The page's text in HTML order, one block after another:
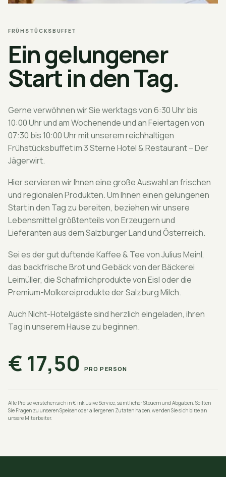
FRÜHSTÜCKSBUFFET
Ein gelungener
Start in den Tag.
Gerne verwöhnen wir Sie werktags von 6:30 Uhr bis
10:00 Uhr und am Wochenende und an Feiertagen von
07:30 bis 10:00 Uhr mit unserem reichhaltigen
Frühstücksbuffet im 3 Sterne Hotel & Restaurant – Der
Jägerwirt.
Hier servieren wir Ihnen eine große Auswahl an frischen
und regionalen Produkten. Um Ihnen einen gelungenen
Start in den Tag zu bereiten, beziehen wir unsere
Lebensmittel größtenteils von Erzeugern und
Lieferanten aus dem Salzburger Land und Österreich.
Sei es der gut duftende Kaffee & Tee von Julius Meinl,
das backfrische Brot und Gebäck von der Bäckerei
Leimüller, die Schafmilchprodukte von Eisl oder die
Premium-Molkereiprodukte der Salzburg Milch.
Auch Nicht-Hotelgäste sind herzlich eingeladen, ihren
Tag in unserem Hause zu beginnen.
€ 17,50 PRO PERSON
Alle Preise verstehen sich in € inklusive Service, sämtlicher Steuern und Abgaben. Sollten
Sie Fragen zu unseren Speisen oder allergenen Zutaten haben, wenden Sie sich bitte an
unsere Mitarbeiter.